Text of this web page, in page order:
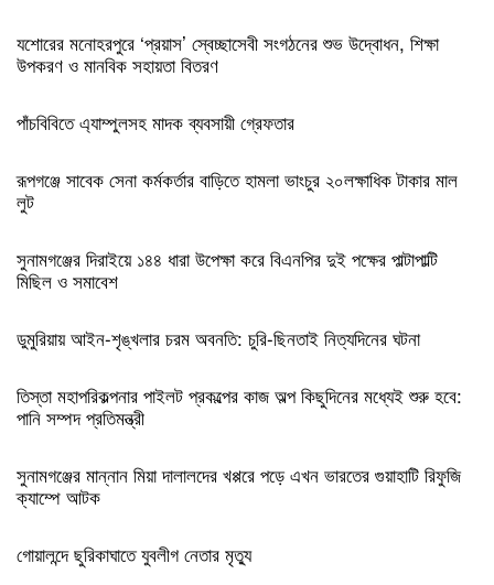
যশোরের মনোহরপুরে ‘প্রয়াস’ স্বেচ্ছাসেবী সংগঠনের শুভ উদ্বোধন, শিক্ষা
উপকরণ ও মানবিক সহায়তা বিতরণ
পাঁচবিবিতে এ্যাম্পুলসহ মাদক ব্যবসায়ী গ্রেফতার
রূপগঞ্জে সাবেক সেনা কর্মকর্তার বাড়িতে হামলা ভাংচুর ২০লক্ষাধিক টাকার মাল
লুট
সুনামগঞ্জের দিরাইয়ে ১৪৪ ধারা উপেক্ষা করে বিএনপির দুই পক্ষের পাল্টাপাল্টি
মিছিল ও সমাবেশ
ডুমুরিয়ায় আইন-শৃঙ্খলার চরম অবনতি: চুরি-ছিনতাই নিত্যদিনের ঘটনা
তিস্তা মহাপরিকল্পনার পাইলট প্রকল্পের কাজ অল্প কিছুদিনের মধ্যেই শুরু হবে:
পানি সম্পদ প্রতিমন্ত্রী
সুনামগঞ্জের মান্নান মিয়া দালালদের খপ্পরে পড়ে এখন ভারতের গুয়াহাটি রিফুজি
ক্যাম্পে আটক
গোয়ালন্দে ছুরিকাঘাতে যুবলীগ নেতার মৃত্যু